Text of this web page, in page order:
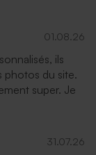
01.08.26
ils
photos du site.
super. Je
31.07.26